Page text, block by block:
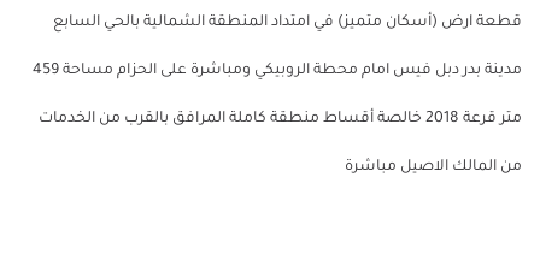
قطعة ارض (أسكان متميز) في امتداد المنطقة الشمالية بالحي السابع
مدينة بدر دبل فيس امام محطة الروبيكي ومباشرة على الحزام مساحة 459
متر قرعة 2018 خالصة أقساط منطقة كاملة المرافق بالقرب من الخدمات
من المالك الاصيل مباشرة